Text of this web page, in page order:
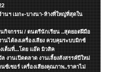
านฯ เมกะ-บางนา-ห้างที่ใหญ่ที่สุดใน
กิจกรรม / ดนตรีนักเรียน ..สุดยอดฝีมือ
นได้ลงเครื่องเสียง ควบคุมระบบมิกซ์
เต็มที่...โดย แอ๊ด มิวสิค
งานเปิดตลาด งานเลี้ยงสังสรรค์ปีใหม่
นซ์เซอร์ เครื่องเสียงคุณภาพ..ราคาไม่